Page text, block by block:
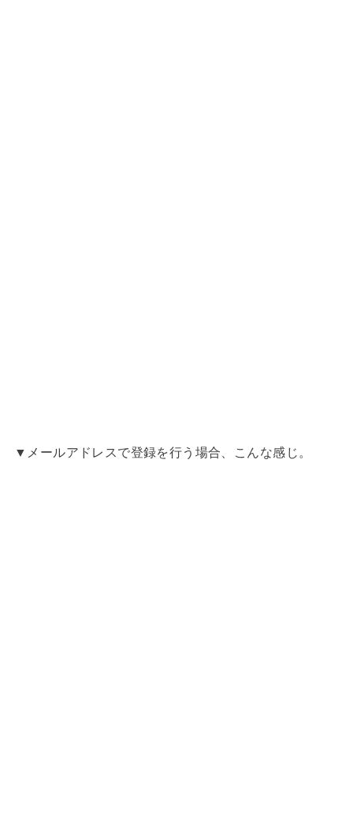
▼メールアドレスで登録を行う場合、こんな感じ。